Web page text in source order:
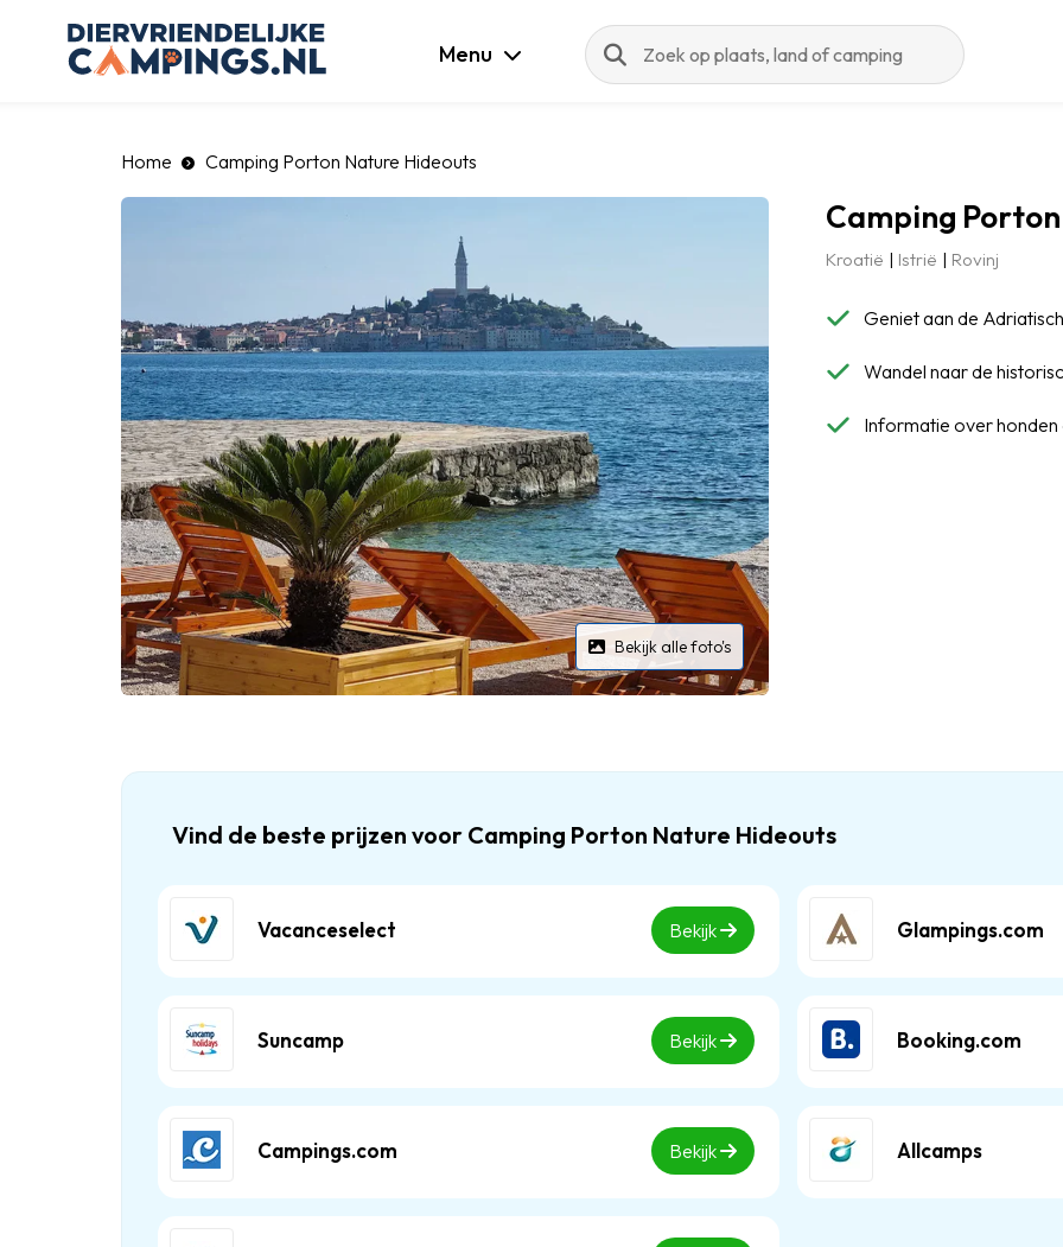
Menu
Zoeken
Home Camping Porton Nature Hideouts
Bekijk alle foto's
Camping
Kroatië Istrië Rovinj
Geniet aan de
Wandel naar de
Informatie over
Vind de beste prijzen voor Camping Porton Nature Hideouts
Vacanceselect Bekijk Glampings.com
Suncamp Bekijk Booking.com
Campings.com Bekijk Allcamps